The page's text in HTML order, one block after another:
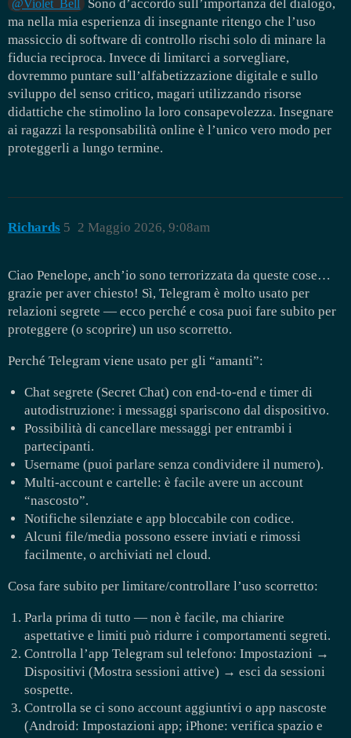
@Violet_Bell Sono d’accordo sull’importanza del dialogo,
ma nella mia esperienza di insegnante ritengo che l’uso
massiccio di software di controllo rischi solo di minare la
fiducia reciproca. Invece di limitarci a sorvegliare,
dovremmo puntare sull’alfabetizzazione digitale e sullo
sviluppo del senso critico, magari utilizzando risorse
didattiche che stimolino la loro consapevolezza. Insegnare
ai ragazzi la responsabilità online è l’unico vero modo per
proteggerli a lungo termine.
Richards 2 Maggio 2026, 9:08am
5
Ciao Penelope, anch’io sono terrorizzata da queste cose…
grazie per aver chiesto! Sì, Telegram è molto usato per
relazioni segrete — ecco perché e cosa puoi fare subito per
proteggere (o scoprire) un uso scorretto.
Perché Telegram viene usato per gli “amanti”:
Chat segrete (Secret Chat) con end-to-end e timer di
autodistruzione: i messaggi spariscono dal dispositivo.
Possibilità di cancellare messaggi per entrambi i
partecipanti.
Username (puoi parlare senza condividere il numero).
Multi-account e cartelle: è facile avere un account
“nascosto”.
Notifiche silenziate e app bloccabile con codice.
Alcuni file/media possono essere inviati e rimossi
facilmente, o archiviati nel cloud.
Cosa fare subito per limitare/controllare l’uso scorretto:
Parla prima di tutto — non è facile, ma chiarire
aspettative e limiti può ridurre i comportamenti segreti.
Controlla l’app Telegram sul telefono: Impostazioni →
Dispositivi (Mostra sessioni attive) → esci da sessioni
sospette.
Controlla se ci sono account aggiuntivi o app nascoste
(Android: Impostazioni app; iPhone: verifica spazio e